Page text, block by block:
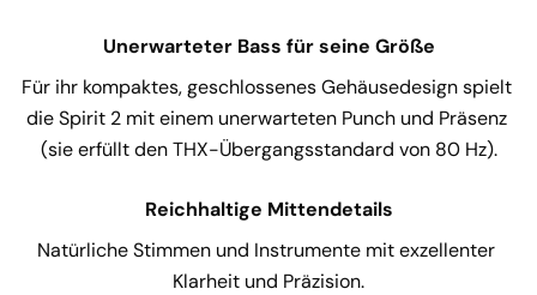
Unerwarteter Bass für seine Größe
Für ihr kompaktes, geschlossenes Gehäusedesign spielt
die Spirit 2 mit einem unerwarteten Punch und Präsenz
(sie erfüllt den THX-Übergangsstandard von 80 Hz).
Reichhaltige Mittendetails
Natürliche Stimmen und Instrumente mit exzellenter
Klarheit und Präzision.